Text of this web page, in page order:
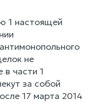
1 настоящей
не
в части 1
за собой
17 марта 2014